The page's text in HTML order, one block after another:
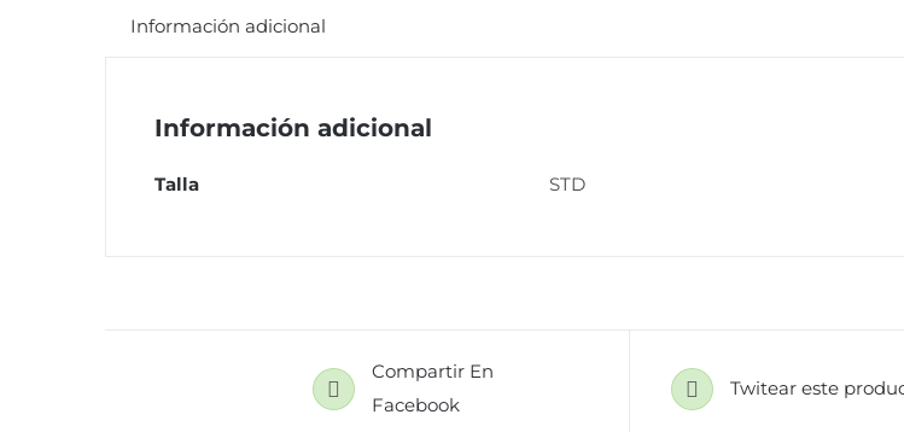
Información adicional
Información adicional
Talla STD
Compartir En
Facebook
Twitear este